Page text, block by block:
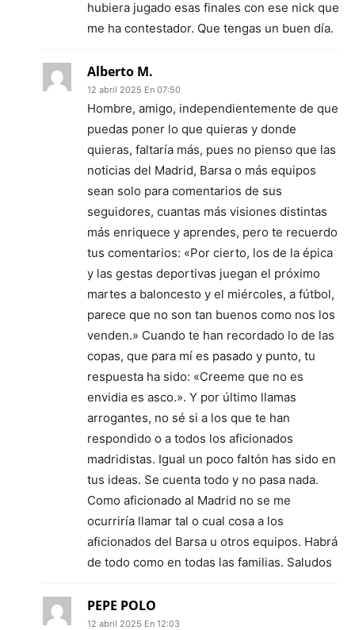
hubiera jugado esas finales con ese nick que
me ha contestador. Que tengas un buen día.
Alberto M.
12 abril 2025 En 07:50
Hombre, amigo, independientemente de que
puedas poner lo que quieras y donde
quieras, faltaría más, pues no pienso que las
noticias del Madrid, Barsa o más equipos
sean solo para comentarios de sus
seguidores, cuantas más visiones distintas
más enriquece y aprendes, pero te recuerdo
tus comentarios: «Por cierto, los de la épica
y las gestas deportivas juegan el próximo
martes a baloncesto y el miércoles, a fútbol,
parece que no son tan buenos como nos los
venden.» Cuando te han recordado lo de las
copas, que para mí es pasado y punto, tu
respuesta ha sido: «Creeme que no es
envidia es asco.». Y por último llamas
arrogantes, no sé si a los que te han
respondido o a todos los aficionados
madridistas. Igual un poco faltón has sido en
tus ideas. Se cuenta todo y no pasa nada.
Como aficionado al Madrid no se me
ocurriría llamar tal o cual cosa a los
aficionados del Barsa u otros equipos. Habrá
de todo como en todas las familias. Saludos
PEPE POLO
12 abril 2025 En 12:03